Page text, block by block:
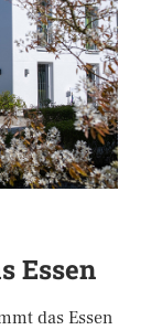
Essen
das Essen